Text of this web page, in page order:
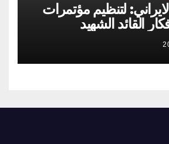
لتنظيم مؤتمرات
القائد الشهيد